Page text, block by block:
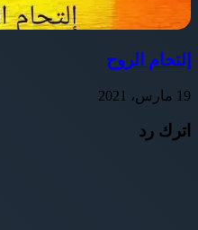
إلتحام الروح
19 مارس، 2021
اترك رد